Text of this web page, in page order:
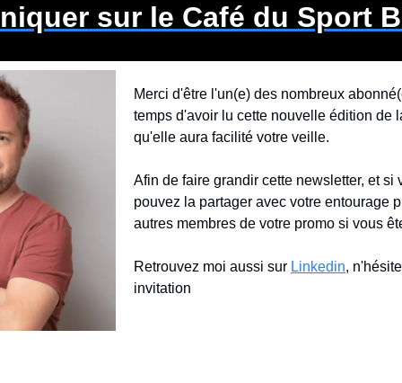
sur le Café du Sport
Merci d'être l'un(e) des nombreux
temps d'avoir lu cette nouvelle édition de
qu'elle aura facilité votre veille.
Afin de faire grandir cette newsletter, et si
pouvez la partager avec votre entourage
autres membres de votre promo si vous
Retrouvez moi aussi sur Linkedin,
invitation